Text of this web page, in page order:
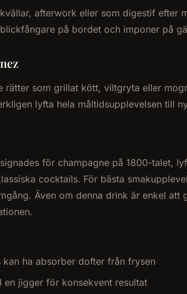
afterwork eller som digestif
på bordet och imponer på
rätter som grillat kött, viltgryta eller
lyfta hela måltidsupplevelsen till
för champagne på 1800-talet,
cocktails. För bästa
Även om denna drink är enkel
ha absorber dofter från frysen
en jigger för konsekvent resultat